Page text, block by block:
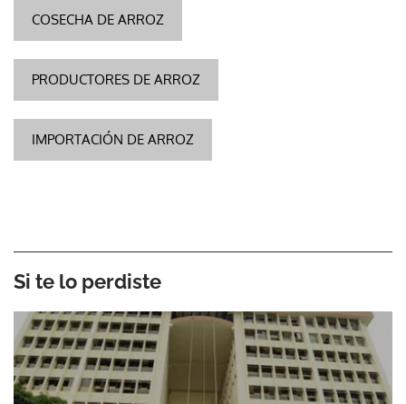
COSECHA DE ARROZ
PRODUCTORES DE ARROZ
IMPORTACIÓN DE ARROZ
Si te lo perdiste